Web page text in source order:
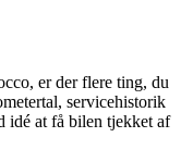
er der flere ting, du
servicehistorik
idé at få bilen tjekket af